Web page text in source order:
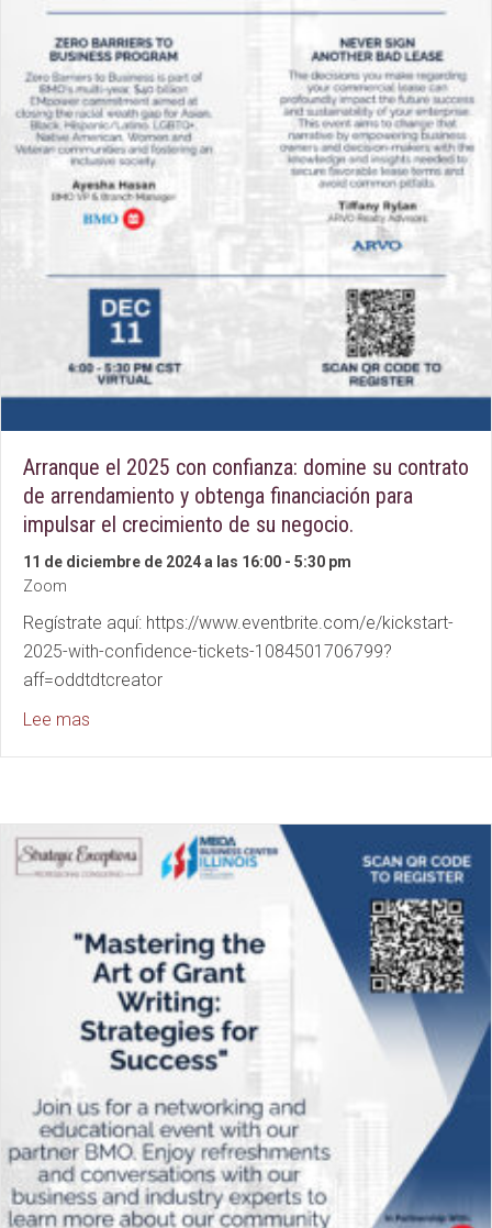
Arranque el 2025 con confianza: domine su contrato
de arrendamiento y obtenga financiación para
impulsar el crecimiento de su negocio.
11 de diciembre de 2024 a las 16:00 - 5:30 pm
Zoom
Regístrate aquí: https://www.eventbrite.com/e/kickstart-
2025-with-confidence-tickets-1084501706799?
aff=oddtdtcreator
Lee mas